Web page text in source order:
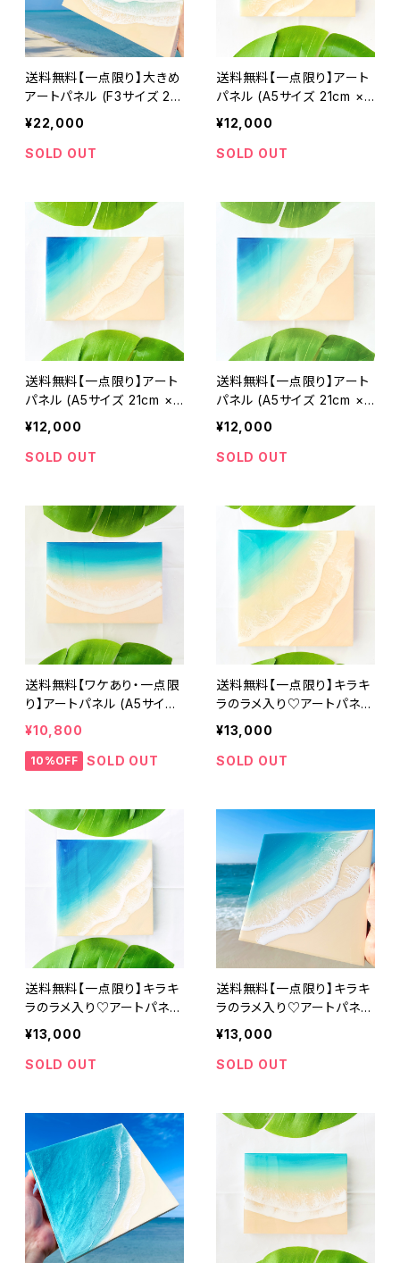
送料無料【一点限り】大きめ
アートパネル (F3サイズ 27.
3cm × 22cm)レジンアート
エポキシ樹脂 インテリア お
しゃれ 波 ビーチ 砂浜 青 ブ
¥22,000
SOLD OUT
送料無料【一点限り】アート
パネル (A5サイズ 21cm × 1
4.8cm)レジンアート エポキ
シ樹脂 インテリア おしゃれ
波 ビーチ 砂浜 青 ブルー
¥12,000
SOLD OUT
送料無料【一点限り】アート
パネル (A5サイズ 21cm × 1
4.8cm)オーシャンアート エ
ポキシ樹脂 インテリア おし
ゃれ 波 ビーチ 砂浜 青 ブ
¥12,000
SOLD OUT
送料無料【一点限り】アート
パネル (A5サイズ 21cm × 1
4.8cm)オーシャンアート エ
ポキシ樹脂 インテリア おし
ゃれ 波 ビーチ 砂浜 青 ブ
¥12,000
SOLD OUT
送料無料【ワケあり・一点限
り】アートパネル (A5サイズ
21cm × 14.8cm)オーシャ
ンアート エポキシ樹脂 イン
テリア おしゃれ 波 ビーチ
¥10,800
10%OFF SOLD OUT
送料無料【一点限り】キラキ
ラのラメ入り♡アートパネル
ヨロンブルー(S0サイズ 18c
m × 18cm)レジンアート エ
ポキシ樹脂 インテリア おし
記念日
¥13,000
SOLD OUT
送料無料【一点限り】キラキ
ラのラメ入り♡アートパネル
オーシャンブルー (S0サイ
ズ 18cm × 18cm)レジンア
ート エポキシ樹脂 インテリ
¥13,000
SOLD OUT
送料無料【一点限り】キラキ
ラのラメ入り♡アートパネル
オーシャンブルー (S0サイ
ズ 18cm × 18cm)レジンア
ート エポキシ樹脂 インテリ
生日 記念日
¥13,000
SOLD OUT